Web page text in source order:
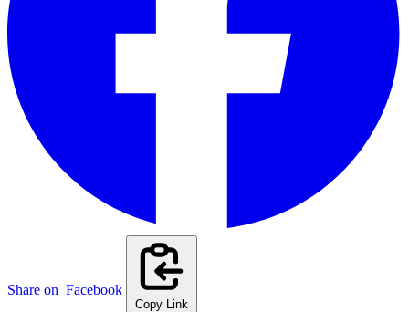
Share on Facebook
Copy Link